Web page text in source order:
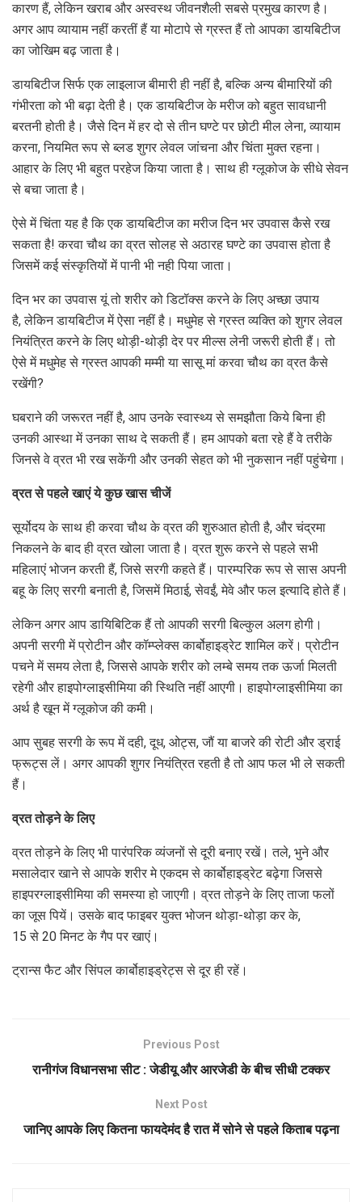
कारण हैं, लेकिन खराब और अस्वस्थ जीवनशैली सबसे प्रमुख कारण है।
अगर आप व्यायाम नहीं करतीं हैं या मोटापे से ग्रस्त हैं तो आपका डायबिटीज
का जोखिम बढ़ जाता है।
डायबिटीज सिर्फ एक लाइलाज बीमारी ही नहीं है, बल्कि अन्य बीमारियों की
गंभीरता को भी बढ़ा देती है। एक डायबिटीज के मरीज को बहुत सावधानी
बरतनी होती है। जैसे दिन में हर दो से तीन घण्टे पर छोटी मील लेना, व्यायाम
करना, नियमित रूप से ब्लड शुगर लेवल जांचना और चिंता मुक्त रहना।
आहार के लिए भी बहुत परहेज किया जाता है। साथ ही ग्लूकोज के सीधे सेवन
से बचा जाता है।
ऐसे में चिंता यह है कि एक डायबिटीज का मरीज दिन भर उपवास कैसे रख
सकता है! करवा चौथ का व्रत सोलह से अठारह घण्टे का उपवास होता है
जिसमें कई संस्कृतियों में पानी भी नही पिया जाता।
दिन भर का उपवास यूं तो शरीर को डिटॉक्स करने के लिए अच्छा उपाय
है, लेकिन डायबिटीज में ऐसा नहीं है। मधुमेह से ग्रस्‍त व्यक्ति को शुगर लेवल
नियंत्रित करने के लिए थोड़ी-थोड़ी देर पर मील्स लेनी जरूरी होती हैं। तो
ऐसे में मधुमेह से ग्रस्‍त आपकी मम्‍मी या सासू मां करवा चौथ का व्रत कैसे
रखेंगी?
घबराने की जरूरत नहीं है, आप उनके स्वास्थ्य से समझौता किये बिना ही
उनकी आस्‍था में उनका साथ दे सकती हैं। हम आपको बता रहे हैं वे तरीके
जिनसे वे व्रत भी रख सकेंगी और उनकी सेहत को भी नुकसान नहीं पहुंचेगा।
व्रत से पहले खाएं ये कुछ खास चीजें
सूर्योदय के साथ ही करवा चौथ के व्रत की शुरुआत होती है, और चंद्रमा
निकलने के बाद ही व्रत खोला जाता है। व्रत शुरू करने से पहले सभी
महिलाएं भोजन करती हैं, जिसे सरगी कहते हैं। पारम्परिक रूप से सास अपनी
बहू के लिए सरगी बनाती है, जिसमें मिठाई, सेवईं, मेवे और फल इत्यादि होते हैं।
लेकिन अगर आप डाय‍िबिटिक हैं तो आपकी सरगी बिल्कुल अलग होगी।
अपनी सरगी में प्रोटीन और कॉम्प्लेक्स कार्बोहाइड्रेट शामिल करें। प्रोटीन
पचने में समय लेता है, जिससे आपके शरीर को लम्बे समय तक ऊर्जा मिलती
रहेगी और हाइपोग्लाइसीमिया की स्थिति नहीं आएगी। हाइपोग्लाइसीमिया का
अर्थ है खून में ग्लूकोज की कमी।
आप सुबह सरगी के रूप में दही, दूध, ओट्स, जौं या बाजरे की रोटी और ड्राई
फ्रूट्स लें। अगर आपकी शुगर नियंत्रित रहती है तो आप फल भी ले सकती
हैं।
व्रत तोड़ने के लिए
व्रत तोड़ने के लिए भी पारंपरिक व्यंजनों से दूरी बनाए रखें। तले, भुने और
मसालेदार खाने से आपके शरीर मे एकदम से कार्बोहाइड्रेट बढ़ेगा जिससे
हाइपरग्लाइसीमिया की समस्या हो जाएगी। व्रत तोड़ने के लिए ताजा फलों
का जूस पियें। उसके बाद फाइबर युक्त भोजन थोड़ा-थोड़ा कर के,
15 से 20 मिनट के गैप पर खाएं।
ट्रान्स फैट और सिंपल कार्बोहाइड्रेट्स से दूर ही रहें।
Previous Post
रानीगंज विधानसभा सीट : जेडीयू और आरजेडी के बीच सीधी टक्कर
Next Post
जानिए आपके लिए कितना फायदेमंद है रात में सोने से पहले किताब पढ़ना